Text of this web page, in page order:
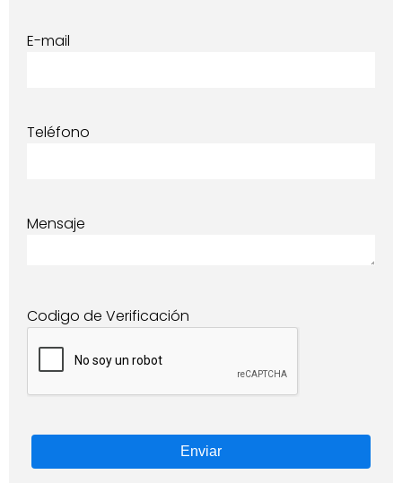
E-mail
Teléfono
Mensaje
Codigo de Verificación
Enviar